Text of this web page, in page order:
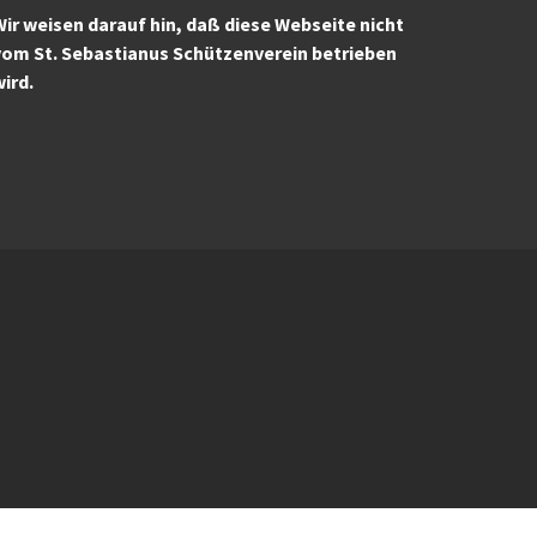
weisen darauf hin, daß diese Webseite nicht
St. Sebastianus Schützenverein betrieben